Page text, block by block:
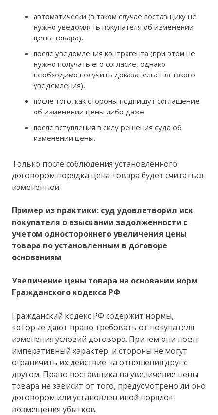
автоматически (в таком случае поставщику не
нужно уведомлять покупателя об изменении
цены товара),
после уведомления контрагента (при этом не
нужно получать его согласие, однако
необходимо получить доказательства такого
уведомления),
после того, как стороны подпишут соглашение
об изменении цены либо даже
после вступления в силу решения суда об
изменении цены.
Только после соблюдения установленного
договором порядка цена товара будет считаться
измененной.
Пример из практики: суд удовлетворил иск
покупателя о взыскании задолженности с
учетом одностороннего увеличения цены
товара по установленным в договоре
основаниям
Увеличение цены товара на основании норм
Гражданского кодекса РФ
Гражданский кодекс РФ содержит нормы,
которые дают право требовать от покупателя
изменения условий договора. Причем они носят
императивный характер, и стороны не могут
ограничить их действие на отношения друг с
другом. Право поставщика на увеличение цены
товара не зависит от того, предусмотрено ли оно
договором или установлен иной порядок
возмещения убытков.